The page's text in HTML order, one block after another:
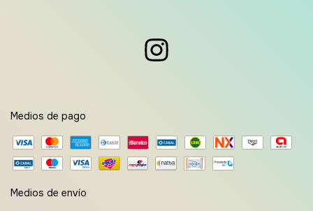
Medios de pago
Medios de envío